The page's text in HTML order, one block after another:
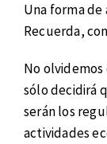
Una forma de
Recuerda,
No olvidemos
sólo decidirá
serán los
actividades